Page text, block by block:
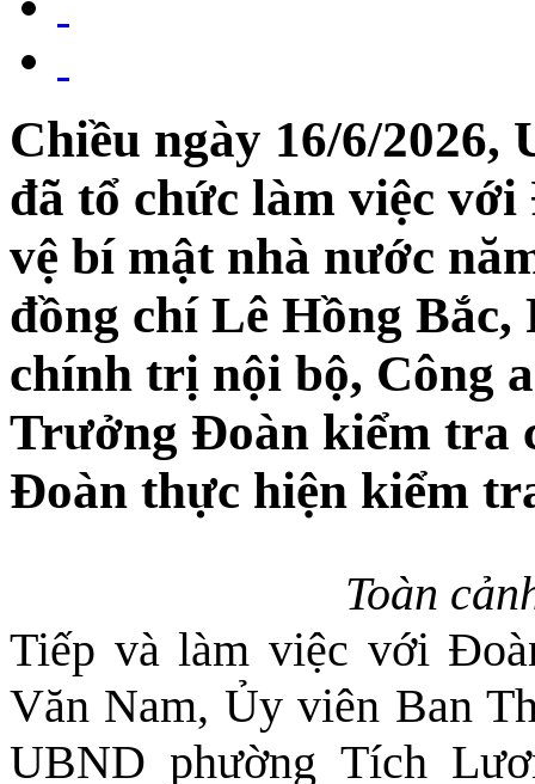
Chiều ngày 16/6/
đã tổ chức làm việc
vệ bí mật nhà nước
đồng chí Lê Hồng
chính trị nội bộ, Công
Trưởng Đoàn kiểm tra
Đoàn thực hiện kiểm
Toàn
Tiếp và làm việc với
Văn Nam, Ủy viên Ban
UBND phường Tích